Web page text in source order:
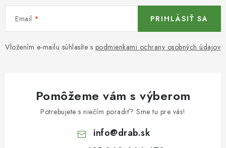
Email
Vložením e-mailu súhlasíte s podmienkami ochrany osobných údajov
PRIHLÁSIŤ SA
Pomôžeme vám s výberom
Potrebujete s niečím poradiť? Sme tu pre vás!
info@drab.sk